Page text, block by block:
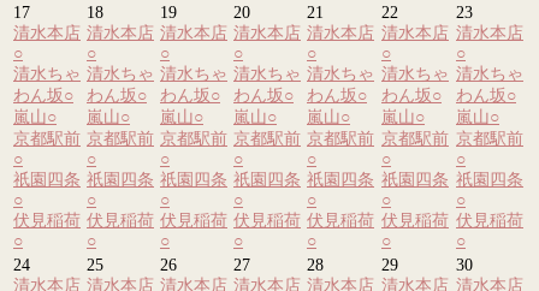
17
清水本店
○
清水ちゃ
わん坂○
嵐山○
京都駅前
○
祇園四条
○
伏見稲荷
○
18
清水本店
○
清水ちゃ
わん坂○
嵐山○
京都駅前
○
祇園四条
○
伏見稲荷
○
19
清水本店
○
清水ちゃ
わん坂○
嵐山○
京都駅前
○
祇園四条
○
伏見稲荷
○
20
清水本店
○
清水ちゃ
わん坂○
嵐山○
京都駅前
○
祇園四条
○
伏見稲荷
○
21
清水本店
○
清水ちゃ
わん坂○
嵐山○
京都駅前
○
祇園四条
○
伏見稲荷
○
22
清水本店
○
清水ちゃ
わん坂○
嵐山○
京都駅前
○
祇園四条
○
伏見稲荷
○
23
清水本店
○
清水ちゃ
わん坂○
嵐山○
京都駅前
○
祇園四条
○
伏見稲荷
○
24
清水本店
25
清水本店
26
清水本店
27
清水本店
28
清水本店
29
清水本店
30
清水本店